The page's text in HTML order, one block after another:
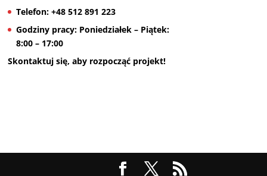
Telefon:+48 512 891 223
Godziny pracy:Poniedziałek – Piątek:
8:00 – 17:00
Skontaktuj się, aby rozpocząć projekt!